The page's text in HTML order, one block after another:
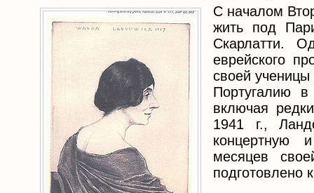
С началом
жить под
Скарлатти.
еврейского
своей
Португалию
включая
1941 г.,
концертную
месяцев
подготовлено